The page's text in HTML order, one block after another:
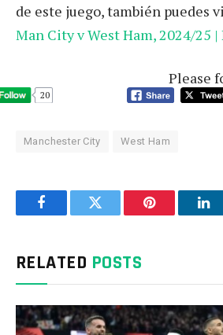
de este juego, también puedes
Man City v West Ham, 2024/25
Please
20
Manchester City West Ham
FacebookTwitter Pinterest
RELATED POSTS